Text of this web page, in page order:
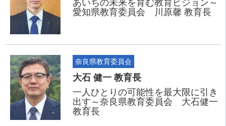
あいちの未来を育む教育ビジョン～
愛知県教育委員会 川原馨 教育長
奈良県教育委員会
大石 健一 教育長
一人ひとりの可能性を最大限に引き
出す～奈良県教育委員会 大石健一
教育長